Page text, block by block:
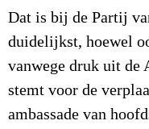
Dat is bij de Partij
duidelijkst, hoewel
vanwege druk uit de
stemt voor de
ambassade van